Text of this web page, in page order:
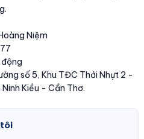
Niệm
số 5, Khu TĐC Thới Nhựt 2 -
Kiều - Cần Thơ.